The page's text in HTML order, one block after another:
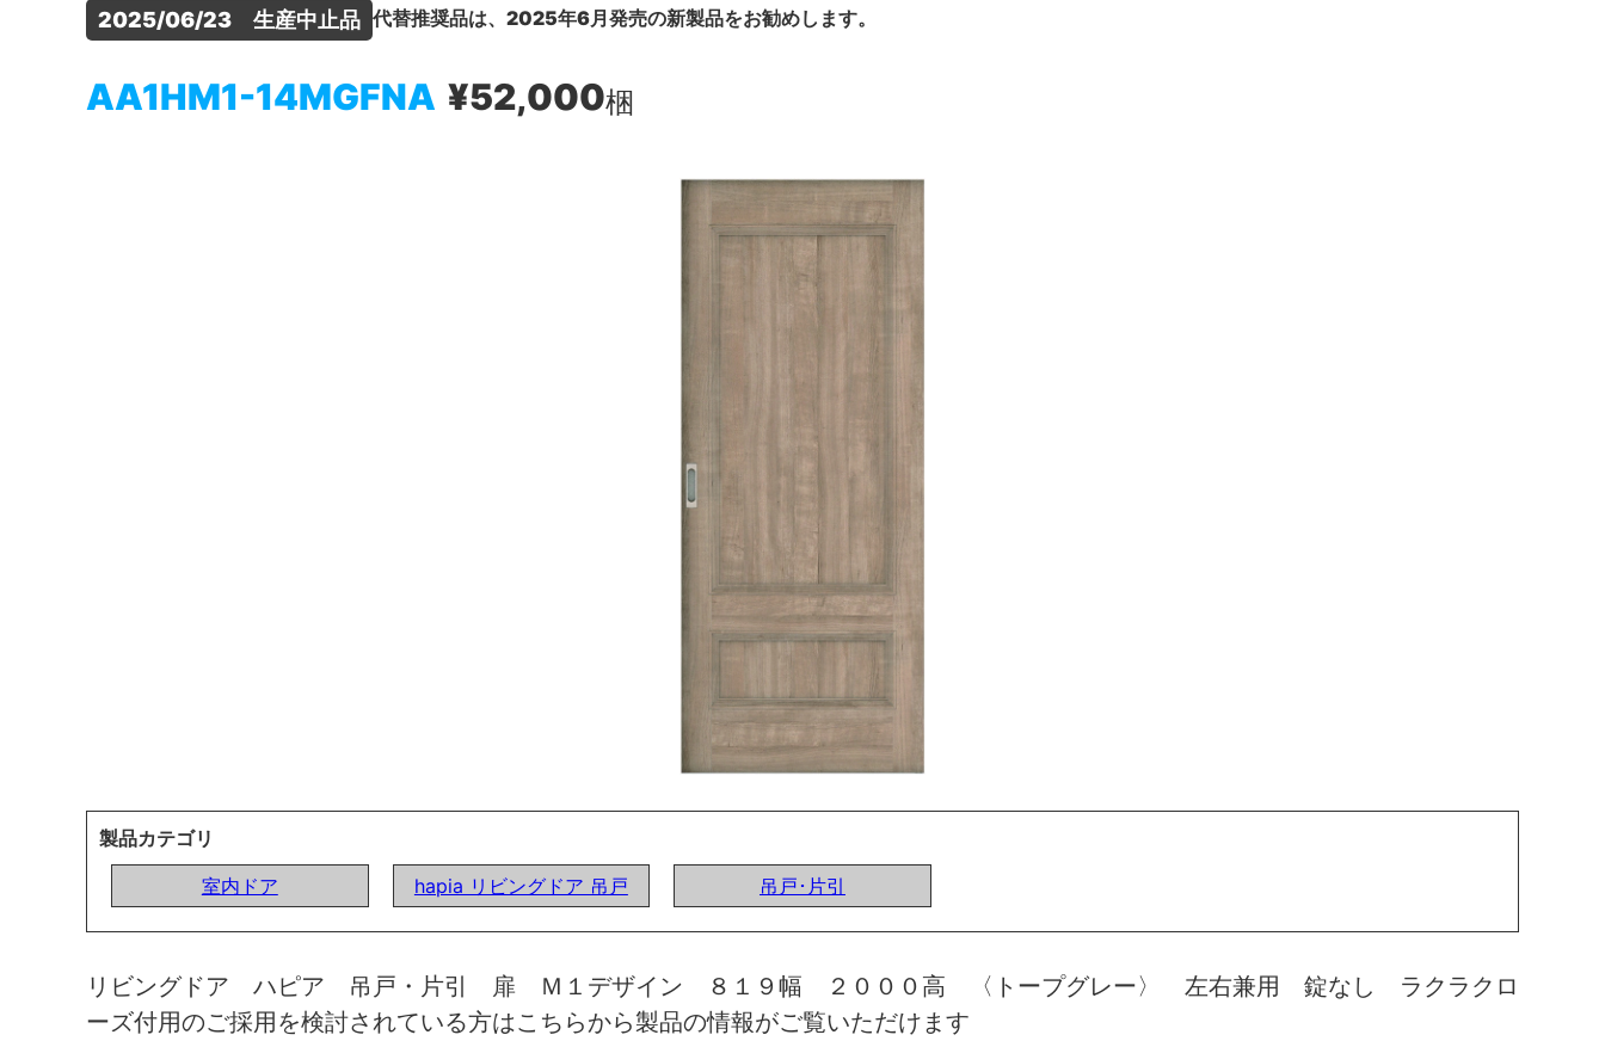
2025/06/23　生産中止品 代替推奨品は、2025年6月発売の新製品をお勧めします。
AA1HM1-14MGFNA ¥52,000梱
製品カテゴリ
室内ドア
hapia リビングドア 吊戸 吊戸･片引
リビングドア ハピア 吊戸・片引 扉 Ｍ１デザイン ８１９幅 ２０００高 〈トープグレー〉 左右兼用 錠なし ラクラクロ
ーズ付用のご採用を検討されている方はこちらから製品の情報がご覧いただけます